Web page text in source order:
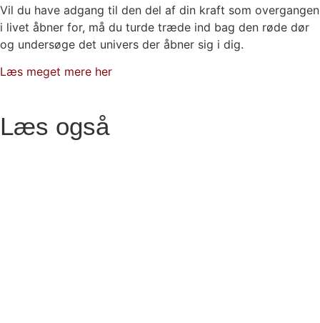
Vil du have adgang til den del af din kraft som overgangen
i livet åbner for, må du turde træde ind bag den røde dør
og undersøge det univers der åbner sig i dig.
Læs meget mere her
Læs også